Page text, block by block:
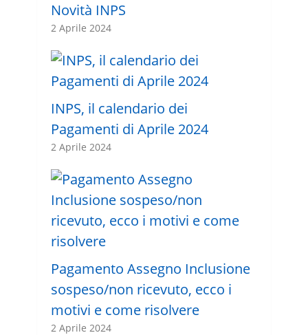
Novità INPS
2 Aprile 2024
INPS, il calendario dei
Pagamenti di Aprile 2024
2 Aprile 2024
Pagamento Assegno Inclusione
sospeso/non ricevuto, ecco i
motivi e come risolvere
2 Aprile 2024